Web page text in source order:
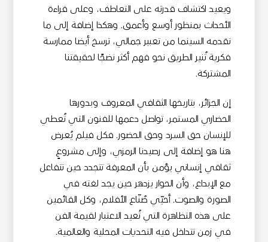
ويعيد اكتشاف قدرته على التعاطف، وعلى قراءة
الأحداث بمنظور أوسع وأعمق. وهكذا إضافة إلى ما
تقدمه السينما من تعبير جمالي، ترسخ أيضا ممارسة
فكرية تُنير الطريق نحو فهم أكثر نضجًا لحقيقتنا
المشتركة.
إن الجزائر، بتاريخها الثقافي المعروف وبدورها
الحضاري المستمر، تواصل دعمها للفنون التي تُعطي
للإنسان حق السرد وحق الحضور. فكل فيلم يُعرض
هنا هو إضافة إلى رصيدنا الرمزي، وإلى مشروعٍ
ثقافي إنساني يؤمن بأن المعرفة تتجدد حين تتفاعل
مع الإبداع، وأن الحوار يزدهر حين يجد لغته في
الصورة والصوت. أحيّي صُنّاع الأفلام، وكل القائمين
على هذه التظاهرة التي تُعيد الاعتبار لقيمة الفن
في زمن تتداخل فيه التحديات المحلية والعالمية.